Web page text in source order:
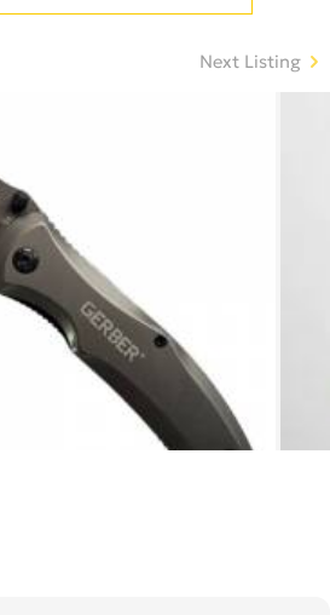
Next Listing